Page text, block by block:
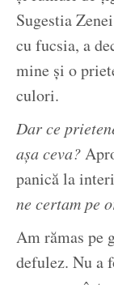
Sugestia
cu fucsia, a
mine și o
culori.
Dar ce
așa ceva?
panică la
ne certam pe
Am rămas pe
defulez. Nu a